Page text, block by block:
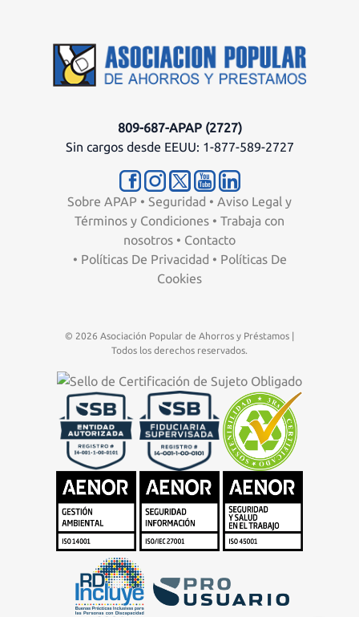
809-687-APAP (2727)
Sin cargos desde EEUU: 1-877-589-2727
Sobre APAP • Seguridad • Aviso Legal y
Términos y Condiciones • Trabaja con
nosotros • Contacto
• Políticas De Privacidad • Políticas De
Cookies
© 2026 Asociación Popular de Ahorros y Préstamos |
Todos los derechos reservados.